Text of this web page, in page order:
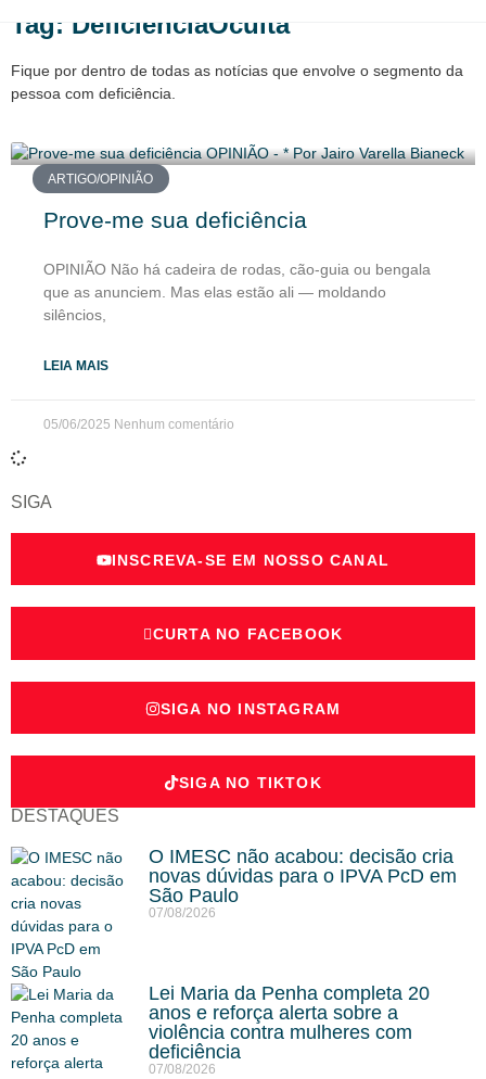
Tag: DeficiênciaOculta
Fique por dentro de todas as notícias que envolve o segmento da
pessoa com deficiência.
ARTIGO/OPINIÃO
Prove-me sua deficiência
OPINIÃO Não há cadeira de rodas, cão-guia ou bengala
que as anunciem. Mas elas estão ali — moldando
silêncios,
LEIA MAIS
05/06/2025 Nenhum comentário
SIGA
INSCREVA-SE EM NOSSO CANAL
CURTA NO FACEBOOK
SIGA NO INSTAGRAM
SIGA NO TIKTOK
DESTAQUES
O IMESC não acabou: decisão cria
novas dúvidas para o IPVA PcD em
São Paulo
07/08/2026
Lei Maria da Penha completa 20
anos e reforça alerta sobre a
violência contra mulheres com
deficiência
07/08/2026